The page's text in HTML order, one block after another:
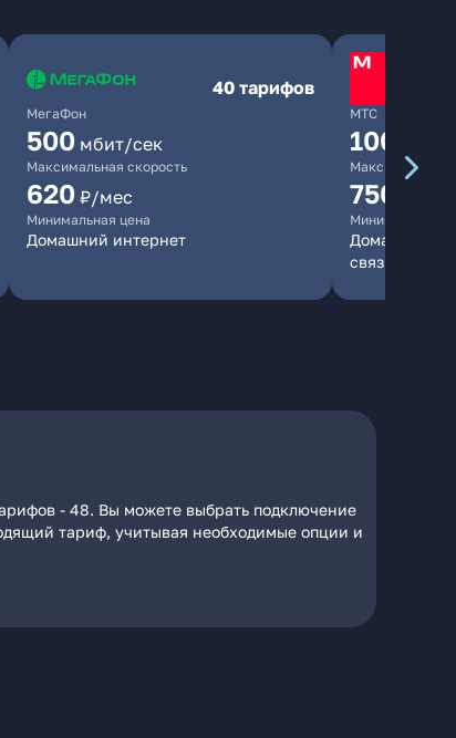
МегаФон
40 тарифов
500 мбит/сек
Максимальная скорость
620 ₽/мес
Минимальная цена
Домашний интернет
МТС
1000
Максимальная
750
Минимальная
Домашний
связь
- 48. Вы можете выбрать подключение
тариф, учитывая необходимые опции и